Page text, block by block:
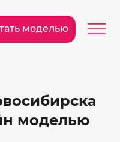
моделью
моделью